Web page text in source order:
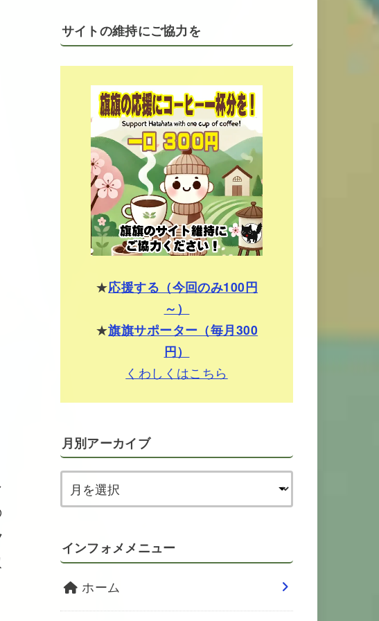
サイトの維持にご協力を
★応援する（今回のみ100円
～）
★旗旗サポーター（毎月300
円）
くわしくはこちら
月別アーカイブ
インフォメメニュー
ホーム